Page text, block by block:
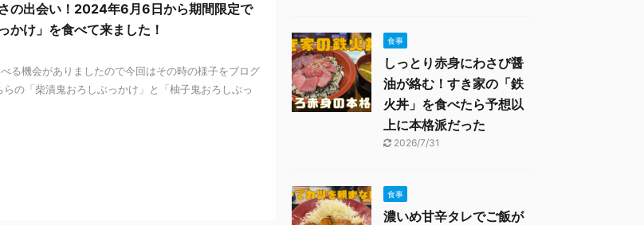
の出会い！2024年6月6日から期間限定で
かけ」を食べて来ました！
る機会がありましたので今回はその時の様子をブログ
の「柴漬鬼おろしぶっかけ」と「柚子鬼おろしぶっ
食事
しっとり赤身にわさび醤
油が絡む！すき家の「鉄
火丼」を食べたら予想以
上に本格派だった
2026/7/31
食事
濃いめ甘辛タレでご飯が